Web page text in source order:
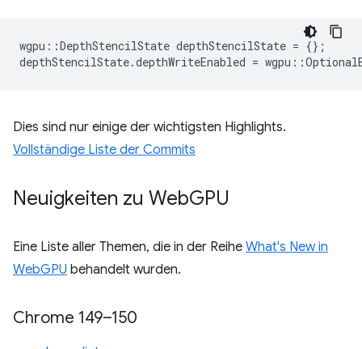
wgpu ::DepthStencilState depthStencilState = {};
depthStencilState.depthWriteEnabled = wgpu ::
Dies sind nur einige der wichtigsten Highlights.
Vollständige Liste der Commits
Neuigkeiten zu WebGPU
Eine Liste aller Themen, die in der Reihe What's New in
WebGPU behandelt wurden.
Chrome 149–150